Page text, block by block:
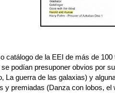
catálogo de la EEI de más de
podían presuponer obvios por
La guerra de las galaxias) y
y premiadas (Danza con lobos,